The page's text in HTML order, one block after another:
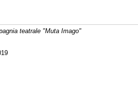
teatrale "Muta Imago"